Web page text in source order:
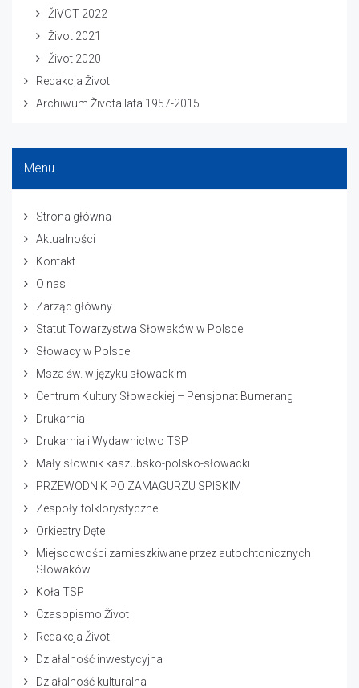
ŽIVOT 2022
Život 2021
Život 2020
Redakcja Život
Archiwum Života lata 1957-2015
Menu
Strona główna
Aktualności
Kontakt
O nas
Zarząd główny
Statut Towarzystwa Słowaków w Polsce
Słowacy w Polsce
Msza św. w języku słowackim
Centrum Kultury Słowackiej – Pensjonat Bumerang
Drukarnia
Drukarnia i Wydawnictwo TSP
Mały słownik kaszubsko-polsko-słowacki
PRZEWODNIK PO ZAMAGURZU SPISKIM
Zespoły folklorystyczne
Orkiestry Dęte
Miejscowości zamieszkiwane przez autochtonicznych
Słowaków
Koła TSP
Czasopismo Život
Redakcja Život
Działalność inwestycyjna
Działalność kulturalna